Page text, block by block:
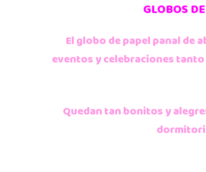
GLOBOS
El globo de papel panal de
eventos y celebraciones
Quedan tan bonitos y